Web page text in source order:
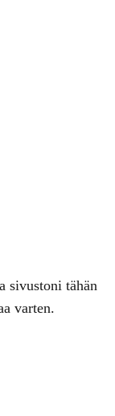
sivustoni tähän
varten.